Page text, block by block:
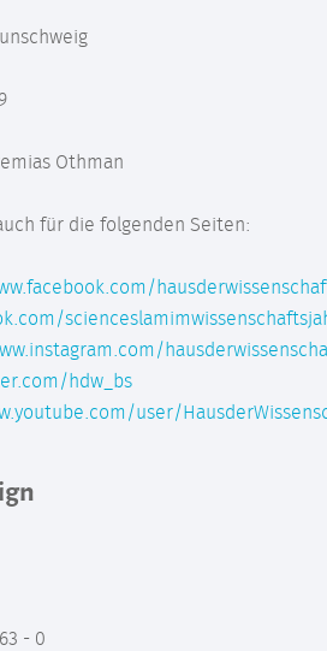
Othman
für die folgenden Seiten:
hdw_bs
user/
- 0